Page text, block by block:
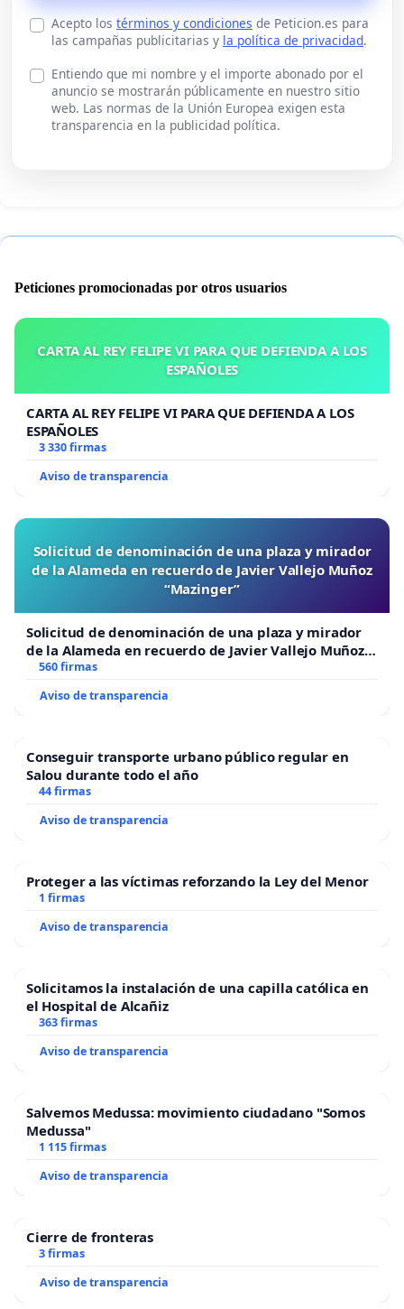
Acepto los términos y condiciones de Peticion.es para
las campañas publicitarias y la política de privacidad.
Entiendo que mi nombre y el importe abonado por el
anuncio se mostrarán públicamente en nuestro sitio
web. Las normas de la Unión Europea exigen esta
transparencia en la publicidad política.
Peticiones promocionadas por otros usuarios
CARTA AL REY FELIPE VI PARA QUE DEFIENDA A LOS
ESPAÑOLES
CARTA AL REY FELIPE VI PARA QUE DEFIENDA A LOS
ESPAÑOLES
3 330 firmas
Aviso de transparencia
Solicitud de denominación de una plaza y mirador
de la Alameda en recuerdo de Javier Vallejo Muñoz
“Mazinger”
Solicitud de denominación de una plaza y mirador
de la Alameda en recuerdo de Javier Vallejo Muñoz
“Mazinger”
560 firmas
Aviso de transparencia
Conseguir transporte urbano público regular en
Salou durante todo el año
44 firmas
Aviso de transparencia
Proteger a las víctimas reforzando la Ley del Menor
1 firmas
Aviso de transparencia
Solicitamos la instalación de una capilla católica en
el Hospital de Alcañiz
363 firmas
Aviso de transparencia
Salvemos Medussa: movimiento ciudadano "Somos
Medussa"
1 115 firmas
Aviso de transparencia
Cierre de fronteras
3 firmas
Aviso de transparencia